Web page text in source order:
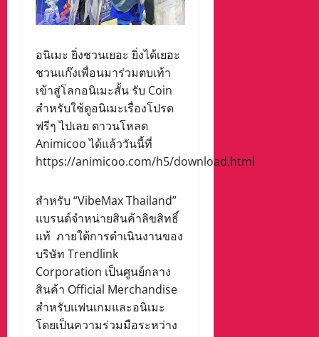
อนิเมะ ยิ่งชวนเยอะ ยิ่งได้เยอะ
ชวนแก๊งเพื่อนมาร่วมตบเท้า
เข้าสู่โลกอนิเมะสั้น รับ Coin
สำหรับใช้ดูอนิเมะเรื่องโปรด
ฟรีๆ ไปเลย ดาวนโหลด
Animicoo ได้แล้ววันนี้ที่
https://animicoo.com/h5/download.html
สำหรับ “VibeMax Thailand”
แบรนด์จำหน่ายสินค้าลิขสิทธิ์
แท้ ภายใต้การดำเนินงานของ
บริษัท Trendlink
Corporation เป็นศูนย์กลาง
สินค้า Official Merchandise
สำหรับแฟนเกมและอนิเมะ
โดยเป็นความร่วมมือระหว่าง